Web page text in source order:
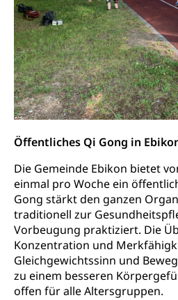
Öffentliches Qi Gong in
Die Gemeinde Ebikon bietet
einmal pro Woche ein
Gong stärkt den ganzen
traditionell zur
Vorbeugung praktiziert. Die
Konzentration und
Gleichgewichtssinn und
zu einem besseren
offen für alle Altersgruppen.